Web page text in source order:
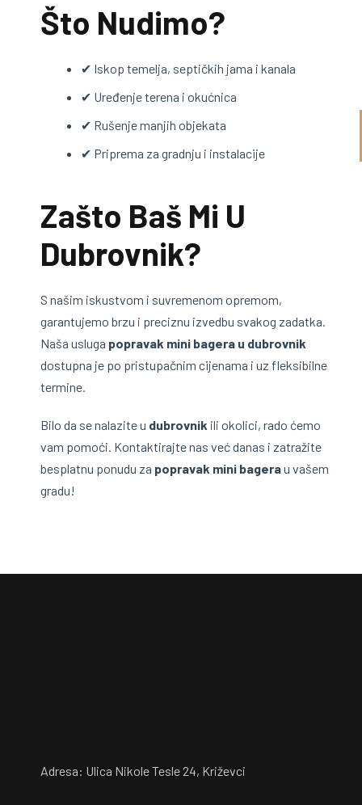
Što Nudimo?
✔ Iskop temelja, septičkih jama i kanala
✔ Uređenje terena i okućnica
✔ Rušenje manjih objekata
✔ Priprema za gradnju i instalacije
Zašto Baš Mi U
Dubrovnik?
S našim iskustvom i suvremenom opremom,
garantujemo brzu i preciznu izvedbu svakog zadatka.
Naša usluga popravak mini bagera u dubrovnik
dostupna je po pristupačnim cijenama i uz fleksibilne
termine.
Bilo da se nalazite u dubrovnik ili okolici, rado ćemo
vam pomoći. Kontaktirajte nas već danas i zatražite
besplatnu ponudu za popravak mini bagerau vašem
gradu!
Adresa: Ulica Nikole Tesle 24, Križevci